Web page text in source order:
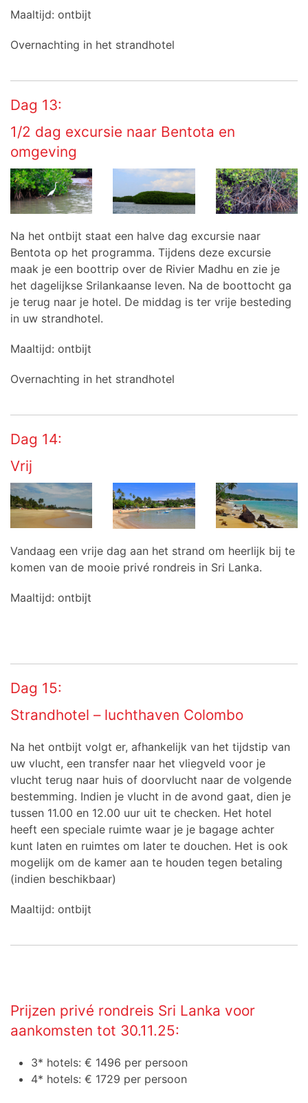
Maaltijd: ontbijt
Overnachting in het strandhotel
Dag 13:
1/2 dag excursie naar Bentota en
omgeving
Na het ontbijt staat een halve dag excursie naar
Bentota op het programma. Tijdens deze excursie
maak je een boottrip over de Rivier Madhu en zie je
het dagelijkse Srilankaanse leven. Na de boottocht ga
je terug naar je hotel. De middag is ter vrije besteding
in uw strandhotel.
Maaltijd: ontbijt
Overnachting in het strandhotel
Dag 14:
Vrij
Vandaag een vrije dag aan het strand om heerlijk bij te
komen van de mooie privé rondreis in Sri Lanka.
Maaltijd: ontbijt
Dag 15:
Strandhotel – luchthaven Colombo
Na het ontbijt volgt er, afhankelijk van het tijdstip van
uw vlucht, een transfer naar het vliegveld voor je
vlucht terug naar huis of doorvlucht naar de volgende
bestemming. Indien je vlucht in de avond gaat, dien je
tussen 11.00 en 12.00 uur uit te checken. Het hotel
heeft een speciale ruimte waar je je bagage achter
kunt laten en ruimtes om later te douchen. Het is ook
mogelijk om de kamer aan te houden tegen betaling
(indien beschikbaar)
Maaltijd: ontbijt
Prijzen privé rondreis Sri Lanka voor
aankomsten tot 30.11.25:
3* hotels: € 1496 per persoon
4* hotels: € 1729 per persoon